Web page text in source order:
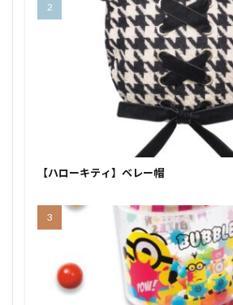
【ハローキティ】ベレー帽